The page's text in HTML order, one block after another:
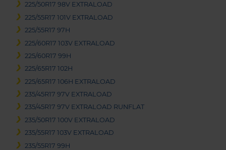
225/50R17 98V EXTRALOAD
225/55R17 101V EXTRALOAD
225/55R17 97H
225/60R17 103V EXTRALOAD
225/60R17 99H
225/65R17 102H
225/65R17 106H EXTRALOAD
235/45R17 97V EXTRALOAD
235/45R17 97V EXTRALOAD RUNFLAT
235/50R17 100V EXTRALOAD
235/55R17 103V EXTRALOAD
235/55R17 99H